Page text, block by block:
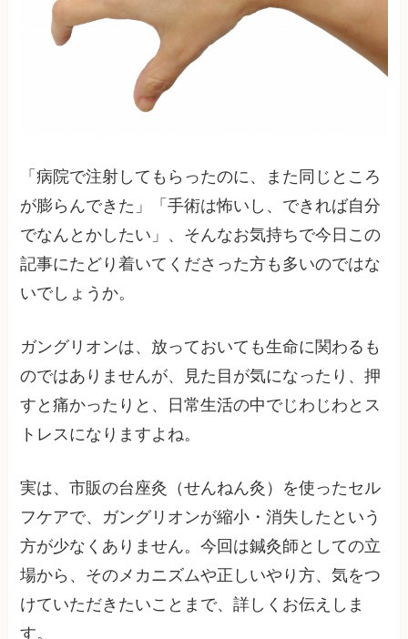
「病院で注射してもらったのに、また同じところ
が膨らんできた」「手術は怖いし、できれば自分
でなんとかしたい」、そんなお気持ちで今日この
記事にたどり着いてくださった方も多いのではな
いでしょうか。
ガングリオンは、放っておいても生命に関わるも
のではありませんが、見た目が気になったり、押
すと痛かったりと、日常生活の中でじわじわとス
トレスになりますよね。
実は、市販の台座灸（せんねん灸）を使ったセル
フケアで、ガングリオンが縮小・消失したという
方が少なくありません。今回は鍼灸師としての立
場から、そのメカニズムや正しいやり方、気をつ
けていただきたいことまで、詳しくお伝えしま
す。